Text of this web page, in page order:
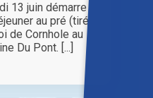
13 juin démarre
au pré (tiré
de Cornhole au
Du Pont. [...]